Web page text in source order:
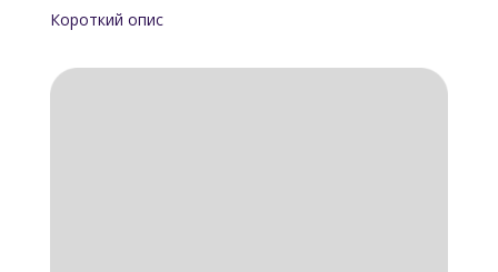
Короткий опис